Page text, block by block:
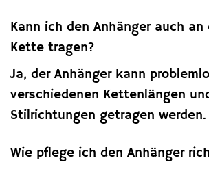
Kann ich den Anhänger auch an
Kette tragen?
Ja, der Anhänger kann
verschiedenen Kettenlängen
Stilrichtungen getragen werden.
Wie pflege ich den Anhänger